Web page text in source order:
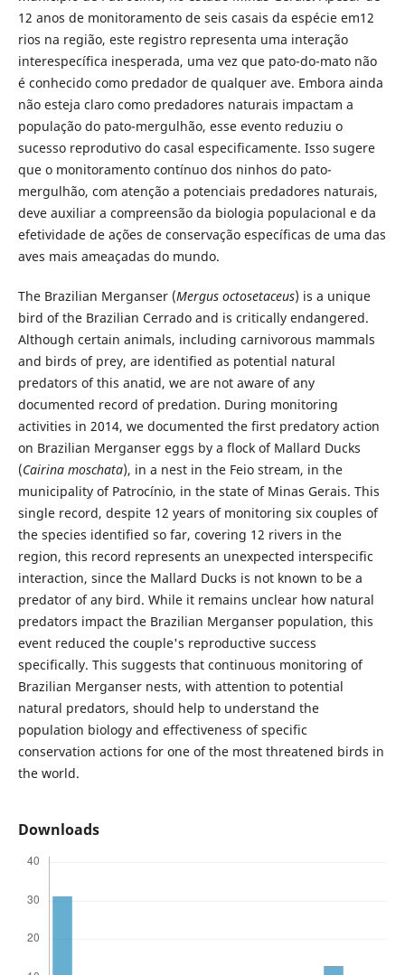
12 anos de monitoramento de seis casais da espécie em12
rios na região, este registro representa uma interação
interespecífica inesperada, uma vez que pato-do-mato não
é conhecido como predador de qualquer ave. Embora ainda
não esteja claro como predadores naturais impactam a
população do pato-mergulhão, esse evento reduziu o
sucesso reprodutivo do casal especificamente. Isso sugere
que o monitoramento contínuo dos ninhos do pato-
mergulhão, com atenção a potenciais predadores naturais,
deve auxiliar a compreensão da biologia populacional e da
efetividade de ações de conservação específicas de uma das
aves mais ameaçadas do mundo.
The Brazilian Merganser (Mergus octosetaceus) is a unique
bird of the Brazilian Cerrado and is critically endangered.
Although certain animals, including carnivorous mammals
and birds of prey, are identified as potential natural
predators of this anatid, we are not aware of any
documented record of predation. During monitoring
activities in 2014, we documented the first predatory action
on Brazilian Merganser eggs by a flock of Mallard Ducks
(Cairina moschata), in a nest in the Feio stream, in the
municipality of Patrocínio, in the state of Minas Gerais. This
single record, despite 12 years of monitoring six couples of
the species identified so far, covering 12 rivers in the
region, this record represents an unexpected interspecific
interaction, since the Mallard Ducks is not known to be a
predator of any bird. While it remains unclear how natural
predators impact the Brazilian Merganser population, this
event reduced the couple's reproductive success
specifically. This suggests that continuous monitoring of
Brazilian Merganser nests, with attention to potential
natural predators, should help to understand the
population biology and effectiveness of specific
conservation actions for one of the most threatened birds in
the world.
Downloads